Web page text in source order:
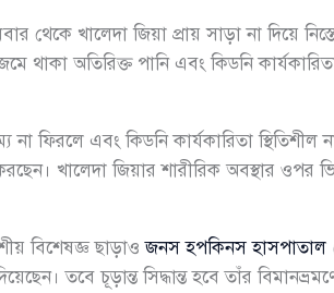
থেকে খালেদা জিয়া প্রায় সাড়া না দিয়ে
থাকা অতিরিক্ত পানি এবং কিডনি
না ফিরলে এবং কিডনি কার্যকারিতা
খালেদা জিয়ার শারীরিক অবস্থার ওপর
বিশেষজ্ঞ ছাড়াওজনস হপকিনস হাসপাতাল
তবে চূড়ান্ত সিদ্ধান্ত হবে তাঁর